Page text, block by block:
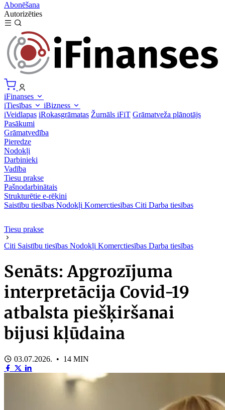
Abonēšana
Autorizēties
iFinanses
iTiesības
iBizness
iVeidlapas iRokasgrāmatas Žurnāls iFiT Grāmatveža plānotājs
Pasākumi
Grāmatvedība
Pieredze
Nodokļi
Darbinieki
Vadība
Tiesu prakse
Pašnodarbinātais
Strukturētie e-rēķini
Saistību tiesības Nodokļi Komerctiesības Citi Darba tiesības
Tiesu prakse
Citi Saistību tiesības Nodokļi Komerctiesības Darba tiesības
Senāts: Apgrozījuma
interpretācija Covid-19
atbalsta piešķiršanai
bijusi kļūdaina
03.07.2026. • 14 MIN